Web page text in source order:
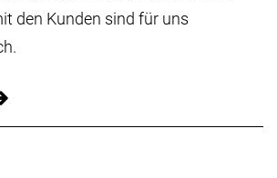
den Kunden sind für uns